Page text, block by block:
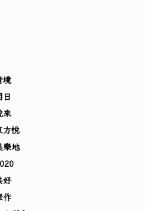
境
來
方悅
樂地
好
作